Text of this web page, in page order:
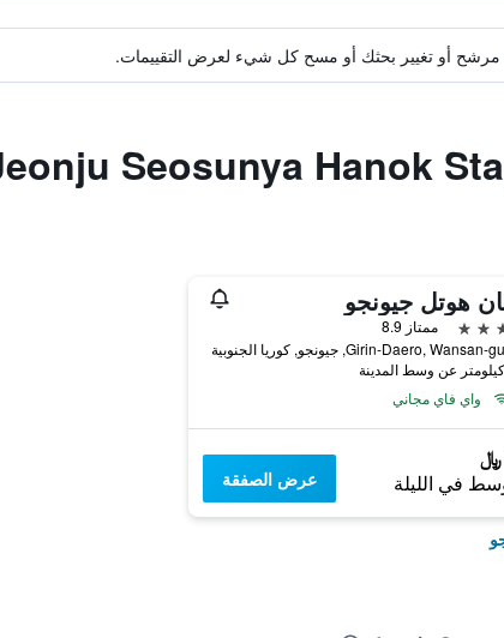
مرشح أو تغيير بحثك أو مسح كل شيء لعرض التقييمات.
هوتل جيونجو
ممتاز 8.9
واي فاي مجاني
في الليلة عرض الصفقة